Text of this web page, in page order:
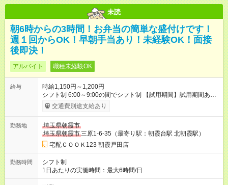
未読
朝6時からの3時間！お弁当の簡単な盛付けです！
週１回からOK！早朝手当あり！未経験OK！面接
後即決！
アルバイト 職種未経験OK
給与
時給1,150円～1,200円
シフト制 6:00～9:00の間でシフト制 【試用期間】試用期間あり
試用期間の長さ：1ヶ月 雇用形態、給与は本採用時と同じです。
交通費別途支給あり
勤務地
埼玉県朝霞市
埼玉県朝霞市三原1-6-35（最寄り駅：朝霞台駅 北朝霞駅）
宅配ＣＯＯＫ123 朝霞戸田店
勤務時間
シフト制
1日あたりの実働時間：最大6時間/日